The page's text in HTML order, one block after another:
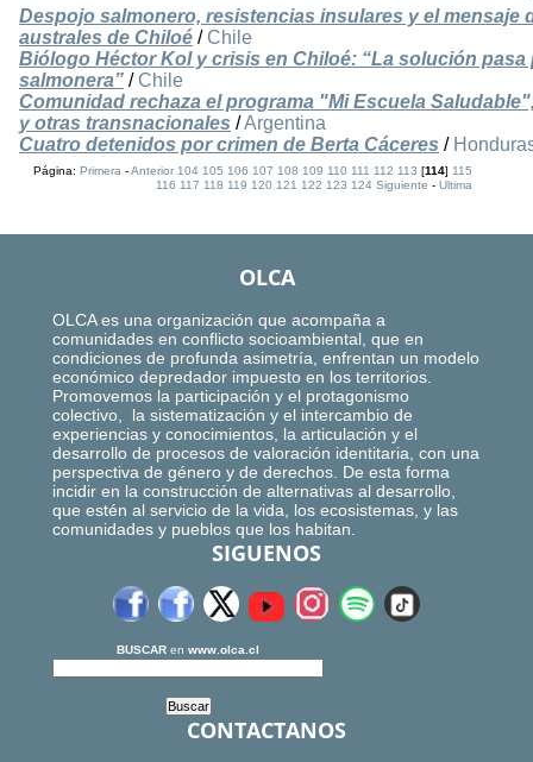
Despojo salmonero, resistencias insulares y el mensaje
australes de Chiloé / Chile
Biólogo Héctor Kol y crisis en Chiloé: “La solución
salmonera” / Chile
Comunidad rechaza el programa "Mi Escuela
y otras transnacionales /Argentina
Cuatro detenidos por crimen de Berta Cáceres /
Página:Primera -Anterior 104 105 106 107 108 109 110 111 112 113 [114]115
116 117 118 119 120 121 122 123 124 Siguiente -Ultima
OLCA
OLCA es una organización que acompaña a
comunidades en conflicto socioambiental, que en
condiciones de profunda asimetría, enfrentan un modelo
económico depredador impuesto en los territorios.
Promovemos la participación y el protagonismo
colectivo, la sistematización y el intercambio de
experiencias y conocimientos, la articulación y el
desarrollo de procesos de valoración identitaria, con una
perspectiva de género y de derechos. De esta forma
incidir en la construcción de alternativas al desarrollo,
que estén al servicio de la vida, los ecosistemas, y las
comunidades y pueblos que los habitan.
SIGUENOS
BUSCAR en www.olca.cl
CONTACTANOS